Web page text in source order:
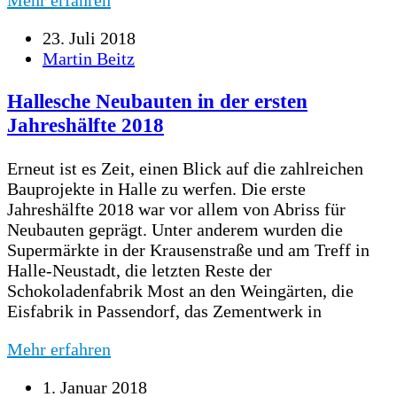
23. Juli 2018
Martin Beitz
Hallesche Neubauten in der ersten
Jahreshälfte 2018
Erneut ist es Zeit, einen Blick auf die zahlreichen
Bauprojekte in Halle zu werfen. Die erste
Jahreshälfte 2018 war vor allem von Abriss für
Neubauten geprägt. Unter anderem wurden die
Supermärkte in der Krausenstraße und am Treff in
Halle-Neustadt, die letzten Reste der
Schokoladenfabrik Most an den Weingärten, die
Eisfabrik in Passendorf, das Zementwerk in
Mehr erfahren
1. Januar 2018